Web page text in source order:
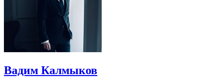
Вадим Калмыков